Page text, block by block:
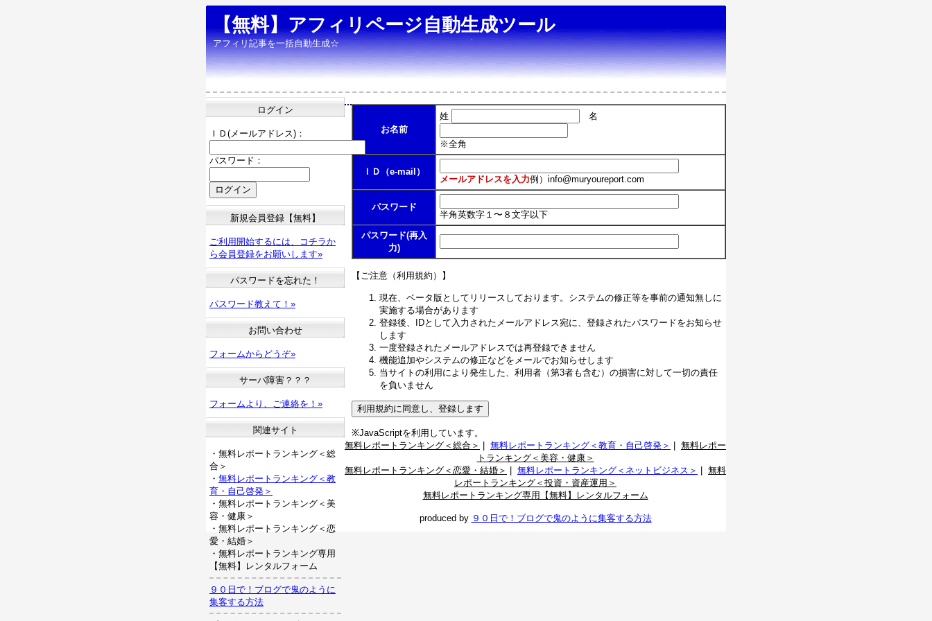
【無料】アフィリページ自動生成ツール
アフィリ記事を一括自動生成☆
お名前
姓 名
※全角
ＩＤ（e-mail）
メールアドレスを入力例） info@muryoureport.com
パスワード
半角英数字１〜８文字以下
パスワード(再入
力)
【ご注意（利用規約）】
現在、ベータ版としてリリースしております。システムの修正等を事前の通知無しに
実施する場合があります
登録後、IDとして入力されたメールアドレス宛に、登録されたパスワードをお知らせ
します
一度登録されたメールアドレスでは再登録できません
機能追加やシステムの修正などをメールでお知らせします
当サイトの利用により発生した、利用者（第3者も含む）の損害に対して一切の責任
を負いません
※JavaScriptを利用しています。
ログイン
ＩＤ(メールアドレス)：
パスワード：
新規会員登録【無料】
ご利用開始するには、コチラか
ら会員登録をお願いします»
パスワードを忘れた！
パスワード教えて！»
お問い合わせ
フォームからどうぞ»
サーバ障害？？？
フォームより、ご連絡を！»
関連サイト
・無料レポートランキング＜総
合＞
・ 無料レポートランキング＜教
育・自己啓発＞
・無料レポートランキング＜美
容・健康＞
・無料レポートランキング＜恋
愛・結婚＞
・無料レポートランキング専用
【無料】レンタルフォーム
９０日で！ブログで鬼のように
集客する方法
無料レポートランキング＜総合＞ 無料レポートランキング＜教育・自己啓発＞
無料レポー
トランキング＜美容・健康＞
無料レポートランキング＜恋愛・結婚＞
無料レポートランキング＜ネットビジネス＞
無料
レポートランキング＜投資・資産運用＞
無料レポートランキング専用【無料】レンタルフォーム
produced by ９０日で！ブログで鬼のように集客する方法